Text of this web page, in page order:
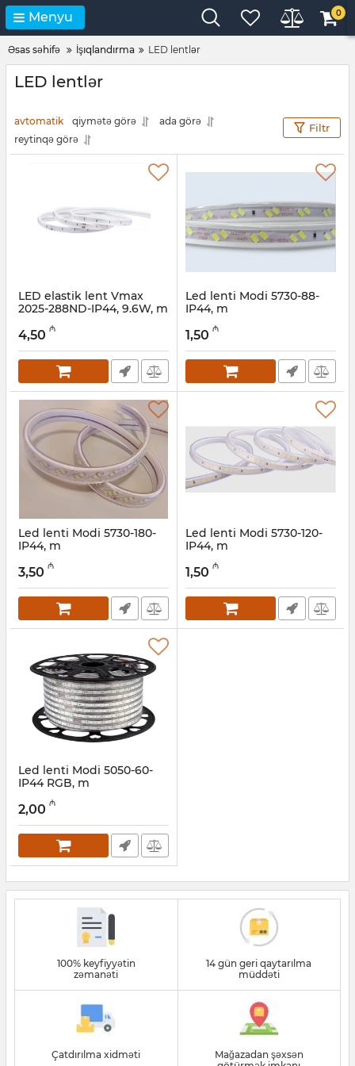
Menyu 0
Əsas səhifə İşıqlandırma LED lentlər
LED lentlər
avtomatik qiymətə görə
ada görə
reytinqə görə
Filtr
LED elastik lent Vmax
2025-288ND-IP44, 9.6W, m
045001193
4,50 ₼
Led lenti Modi 5730-88-
IP44, m
Artikul:
1,50 ₼
Led lenti Modi 5730-180-
IP44, m
3,50 ₼
Led lenti Modi 5730-120-
IP44, m
Artikul:
1,50 ₼
Led lenti Modi 5050-60-
IP44 RGB, m
045001001
2,00 ₼
100% keyfiyyətin
zəmanəti
14 gün geri qaytarılma
müddəti
Çatdırılma xidməti
Mağazadan şəxsən